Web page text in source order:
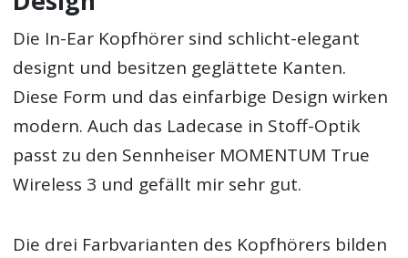
Die In-Ear Kopfhörer sind schlicht-elegant
designt und besitzen geglättete Kanten.
Diese Form und das einfarbige Design wirken
modern. Auch das Ladecase in Stoff-Optik
passt zu den Sennheiser MOMENTUM True
Wireless 3 und gefällt mir sehr gut.
Die drei Farbvarianten des Kopfhörers bilden